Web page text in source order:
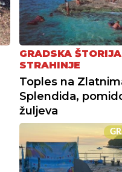
GRADSKA
STRAHINJE
Toples na
Splendida,
žuljeva